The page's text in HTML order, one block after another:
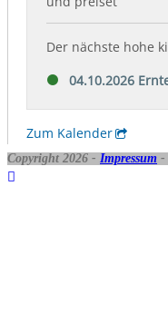
Copyright 2026 - Impressum -